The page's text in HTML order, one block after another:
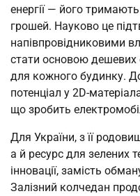
енергії — його
грошей. Науково це
напівпровідниковими
стати основою дешевих
для кожного будинку.
потенціал у 2D-
що зробить
Для України, з її
а й ресурс для зелених
інновації, замість
Залізний колчедан